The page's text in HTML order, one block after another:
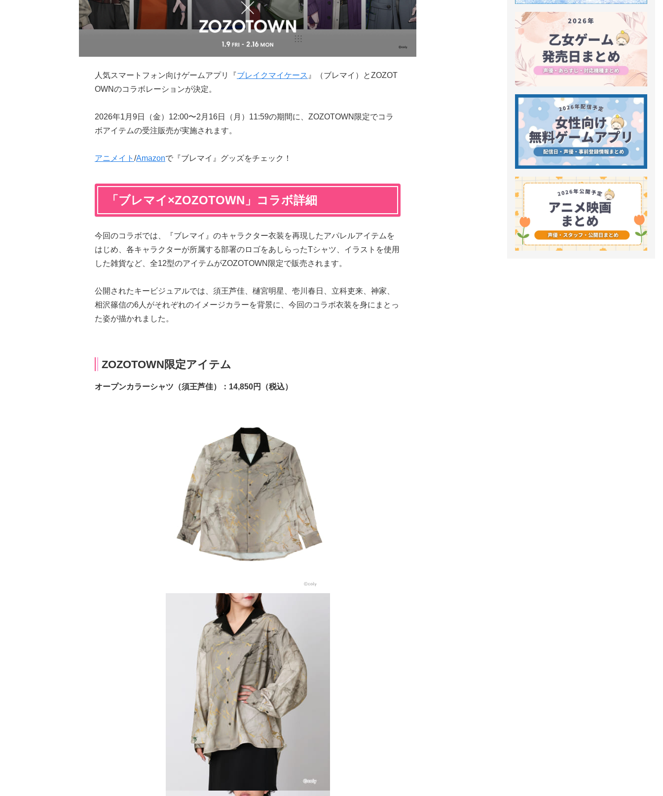
人気スマートフォン向けゲームアプリ『ブレイクマイケース 』（ブレマイ）とZOZOT
OWNのコラボレーションが決定。
2026年1月9日（金）12:00〜2月16日（月）11:59の期間に、ZOZOTOWN限定でコラ
ボアイテムの受注販売が実施されます。
アニメイト /Amazonで『ブレマイ』グッズをチェック！
「ブレマイ×ZOZOTOWN」コラボ詳細
今回のコラボでは、『ブレマイ』のキャラクター衣装を再現したアパレルアイテムを
はじめ、各キャラクターが所属する部署のロゴをあしらったTシャツ、イラストを使用
した雑貨など、全12型のアイテムがZOZOTOWN限定で販売されます。
公開されたキービジュアルでは、須王芦佳、樋宮明星、壱川春日、立科吏来、神家、
相沢篠信の6人がそれぞれのイメージカラーを背景に、今回のコラボ衣装を身にまとっ
た姿が描かれました。
ZOZOTOWN限定アイテム
オープンカラーシャツ（須王芦佳）：14,850円（税込）